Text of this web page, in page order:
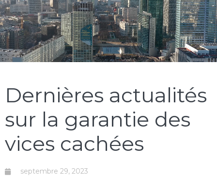
Dernières actualités
sur la garantie des
vices cachées
septembre 29, 2023